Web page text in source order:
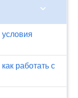
chevron_right
работать с